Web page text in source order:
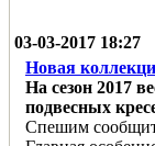
03-03-2017 18:27
Новая
На сезон 2017
подвесных
Спешим